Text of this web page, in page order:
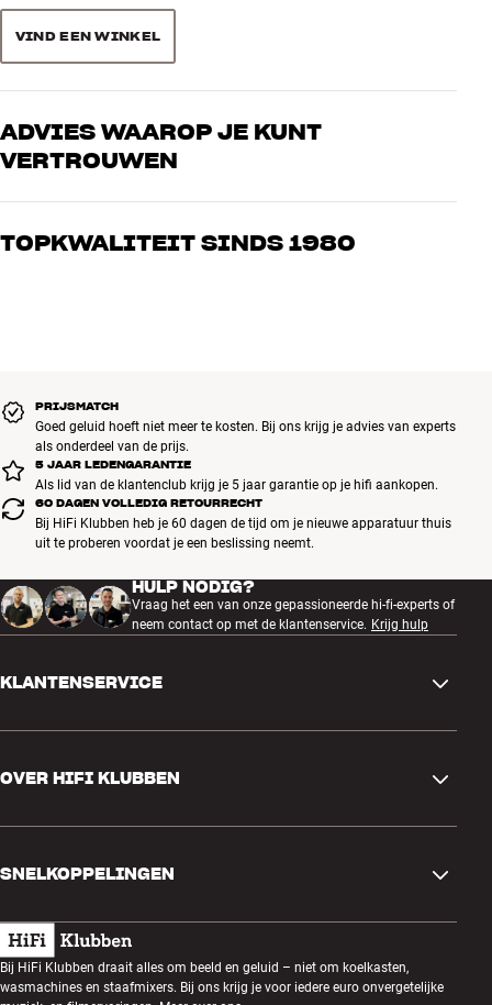
VIND EEN WINKEL
ADVIES WAAROP JE KUNT
VERTROUWEN
Onze medewerkers zijn echte liefhebbers die de producten door en
muziek als home cinema. Vertel ons wat je zoekt, dan vinden we
TOPKWALITEIT SINDS 1980
PRIJSMATCH
Goed geluid hoeft niet meer te kosten. Bij ons krijg je advies van experts
als onderdeel van de prijs.
5 JAAR LEDENGARANTIE
Als lid van de klantenclub krijg je 5 jaar garantie op je hifi aankopen.
60 DAGEN VOLLEDIG RETOURRECHT
Bij HiFi Klubben heb je 60 dagen de tijd om je nieuwe apparatuur thuis
uit te proberen voordat je een beslissing neemt.
HULP NODIG?
Vraag het een van onze gepassioneerde hi-fi-experts of
neem contact op met de klantenservice. Krijg hulp
KLANTENSERVICE
Ruilen en retourneren
Bestelling herroepen
Algemene voorwaarden
Privacybeleid
OVER HIFI KLUBBEN
Klantenclub
Luisteravond
SNELKOPPELINGEN
Cadeaubonnen
Bouwen met geluid
Bij HiFi Klubben draait alles om beeld en geluid – niet om koelkasten,
wasmachines en staafmixers. Bij ons krijg je voor iedere euro onvergetelijke